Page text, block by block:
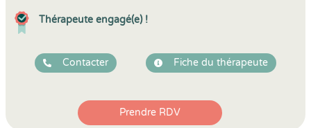
Thérapeute engagé(e) !
Contacter Fiche du thérapeute
Prendre RDV